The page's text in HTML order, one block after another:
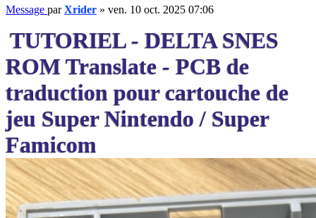
Message parXrider » ven. 10 oct. 2025 07:06
TUTORIEL - DELTA SNES
ROM Translate - PCB de
traduction pour cartouche de
jeu Super Nintendo / Super
Famicom